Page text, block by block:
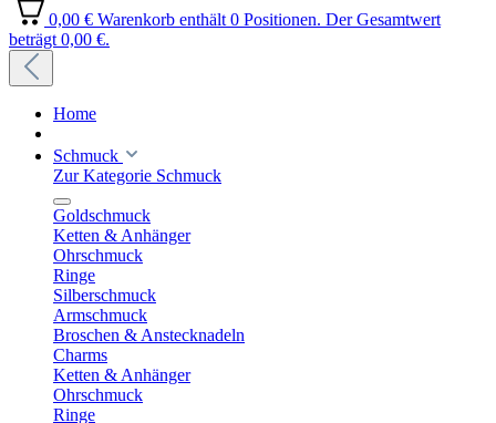
0,00 € Warenkorb enthält 0 Positionen. Der Gesamtwert
beträgt 0,00 €.
Home
Schmuck
Zur Kategorie Schmuck
Goldschmuck
Ketten & Anhänger
Ohrschmuck
Ringe
Silberschmuck
Armschmuck
Broschen & Anstecknadeln
Charms
Ketten & Anhänger
Ohrschmuck
Ringe